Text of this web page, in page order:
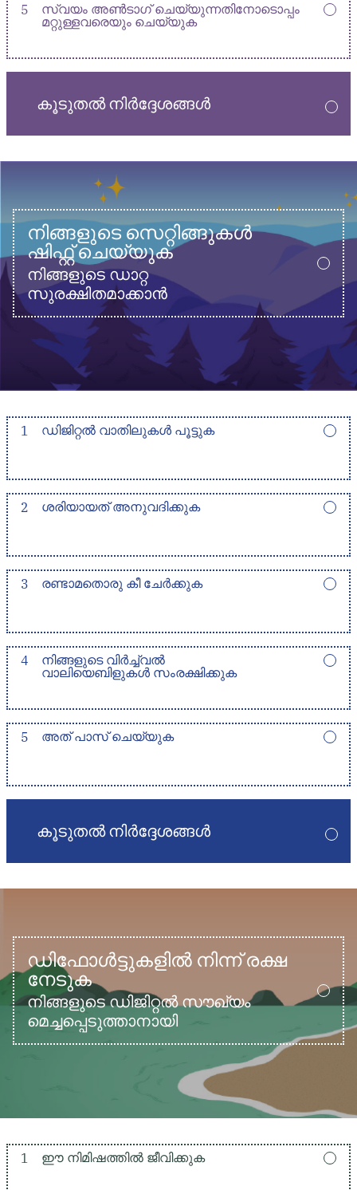
5
സ്വയം അൺടാഗ് ചെയ്യുന്നതിനോടൊപ്പം
മറ്റുള്ളവരെയും ചെയ്യുക
കൂടുതൽ നിർദ്ദേശങ്ങൾ
നിങ്ങളുടെ സെറ്റിങ്ങുകൾ
ഷിഫ്റ്റ് ചെയ്യുക
നിങ്ങളുടെ ഡാറ്റ
സുരക്ഷിതമാക്കാൻ
1 ഡിജിറ്റൽ വാതിലുകൾ പൂട്ടുക
2 ശരിയായത് അനുവദിക്കുക
3 രണ്ടാമതൊരു കീ ചേർക്കുക
4
നിങ്ങളുടെ വിർച്ച്വൽ
വാലിയെബിളുകൾ സംരക്ഷിക്കുക
5 അത് പാസ് ചെയ്യുക
കൂടുതൽ നിർദ്ദേശങ്ങൾ
ഡിഫോൾട്ടുകളിൽ നിന്ന് രക്ഷ
നേടുക
നിങ്ങളുടെ ഡിജിറ്റൽ സൗഖ്യം
മെച്ചപ്പെടുത്താനായി
1 ഈ നിമിഷത്തിൽ ജീവിക്കുക